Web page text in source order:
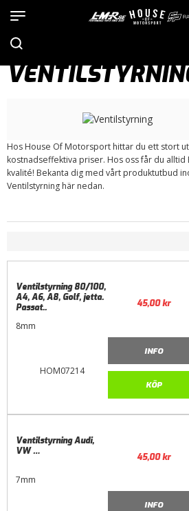
2003)
Hos House Of Motorsport hittar du ett stort
kostnadseffektiva priser. Hos oss får du alltid
kvalité! Bekanta dig med vårt produktutbud
Ventilstyrning här nedan.
HOM07214
Ventilstyrning 80/100,
A4, A6, A8, Golf, jetta.
Passat..
8mm
45,00kr
INFO
KÖP
Ventilstyrning Audi,
VW …
7mm
45,00kr
INFO